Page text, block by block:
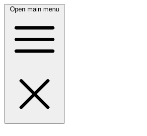
Open main menu